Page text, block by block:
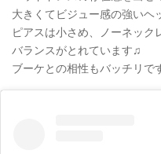
大きくてビジュー感の強いヘ
ピアスは小さめ、ノーネック
バランスがとれています♫
ブーケとの相性もバッチリで